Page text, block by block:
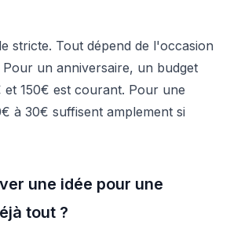
stricte. Tout dépend de l'occasion
un anniversaire, un budget
150€ est courant. Pour une
à 30€ suffisent amplement si
une idée pour une
tout ?